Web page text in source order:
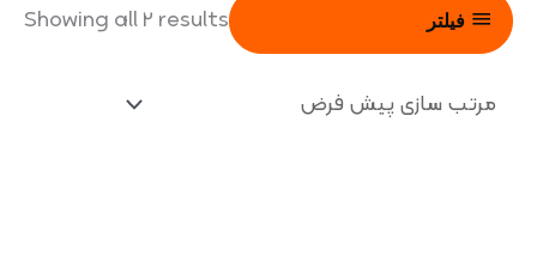
فیلتر Showing all 2 results